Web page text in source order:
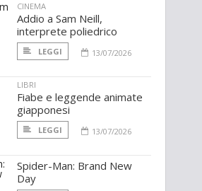
CINEMA
Addio a Sam Neill,
interprete poliedrico
LEGGI 13/07/2026
LIBRI
Fiabe e leggende animate
giapponesi
LEGGI 13/07/2026
Spider-Man: Brand New
Day